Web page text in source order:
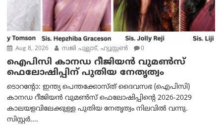
Aug 8, 2026 സജി പുല്ലാട്, ഹ്യൂസ്റ്റൺ 0
ഐപിസി കാനഡ റീജിയൻ വുമൺസ്
ഫെലോഷിപ്പിന് പുതിയ നേതൃത്വം
ടൊറന്റോ: ഇന്ത്യ പെന്തക്കോസ്ത് ദൈവസഭ (ഐപിസി)
കാനഡ റീജിയൻ വുമൺസ് ഫെലോഷിപ്പിന്റെ 2026-2029
കാലയളവിലേക്കുള്ള പുതിയ നേതൃത്വം നിലവിൽ വന്നു.
സിസ്റ്റർ....